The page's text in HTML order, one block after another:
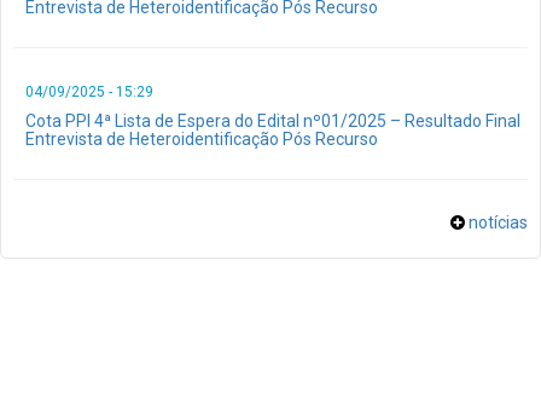
Entrevista de Heteroidentificação Pós Recurso
04/09/2025 - 15:29
Cota PPI 4ª Lista de Espera do Edital nº01/2025 – Resultado Final
Entrevista de Heteroidentificação Pós Recurso
notícias